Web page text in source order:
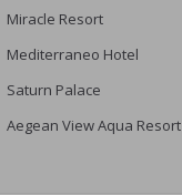
Miracle Resort
Mediterraneo Hotel
Saturn Palace
Aegean View Aqua Resort